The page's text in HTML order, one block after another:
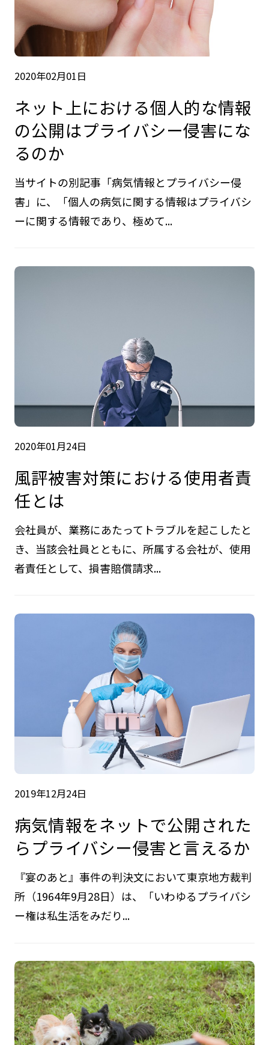
2020年02月01日
ネット上における個人的な情報
の公開はプライバシー侵害にな
るのか
当サイトの別記事「病気情報とプライバシー侵
害」に、「個人の病気に関する情報はプライバシ
ーに関する情報であり、極めて...
2020年01月24日
風評被害対策における使用者責
任とは
会社員が、業務にあたってトラブルを起こしたと
き、当該会社員とともに、所属する会社が、使用
者責任として、損害賠償請求...
2019年12月24日
病気情報をネットで公開された
らプライバシー侵害と言えるか
『宴のあと』事件の判決文において東京地方裁判
所（1964年9月28日）は、「いわゆるプライバシ
ー権は私生活をみだり...